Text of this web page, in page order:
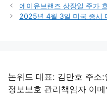
에이유브랜즈 상장일 주가
2025년 4월 3일 미국 증시
논위드 대표: 김만호 주
정보보호 관리책임자 이